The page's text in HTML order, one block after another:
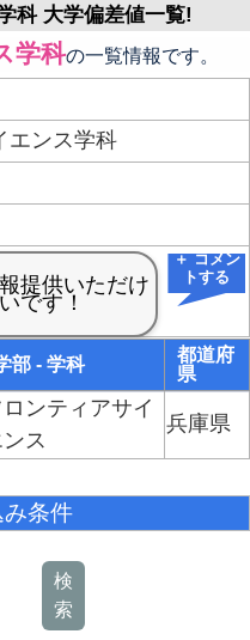
科 大学偏差値一覧!
学科の一覧情報です。
エンス学科
＋ コメン
トする
部 - 学科
都道府
県
ロンティアサイ
ス
兵庫県
条件
検
索